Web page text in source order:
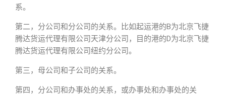
系。
第二，分公司和分公司的关系。比如起运港的B为北京飞捷
腾达货运代理有限公司天津分公司，目的港的D为北京飞捷
腾达货运代理有限公司纽约分公司。
第三，母公司和子公司的关系。
第四，分公司和办事处的关系，或办事处和办事处的关